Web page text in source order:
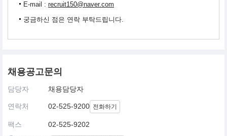
E-mail : recruit150@naver.com
궁금하신 점은 연락 부탁드립니다.
채용공고문의
담당자 채용담당자
연락처 02-525-9200 전화하기
팩스 02-525-9202